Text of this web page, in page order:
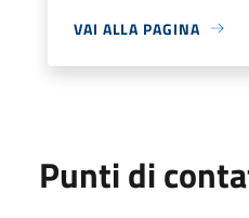
VAI ALLA PAGINA
Punti di